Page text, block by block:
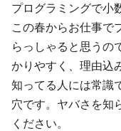
プログラミングで小
この春からお仕事で
らっしゃると思うの
かりやすく、理由込
知ってる人には常識
穴です。ヤバさを知
ください。